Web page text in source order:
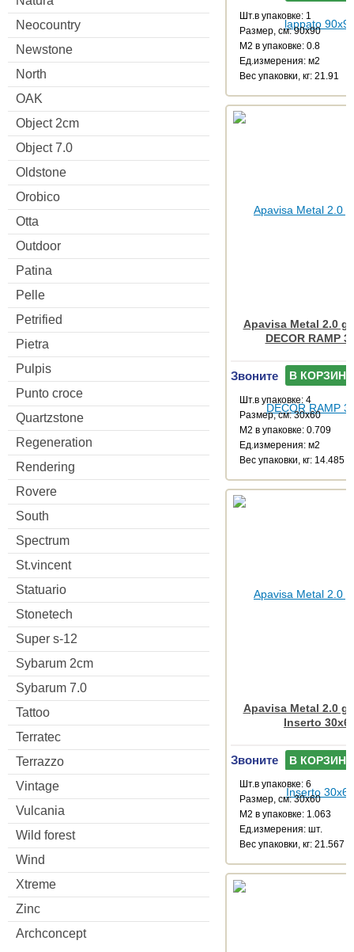
Neocountry
Newstone
North
OAK
Object 2cm
Object 7.0
Oldstone
Orobico
Otta
Outdoor
Patina
Pelle
Petrified
Pietra
Pulpis
Punto croce
Quartzstone
Regeneration
Rendering
Rovere
South
Spectrum
St.vincent
Statuario
Stonetech
Super s-12
Sybarum 2cm
Sybarum 7.0
Tattoo
Terratec
Terrazzo
Vintage
Vulcania
Wild forest
Wind
Xtreme
Zinc
Archconcept
Шт.в упаковке: 1
Размер, см: 90x90
М2 в упаковке: 0.8
Ед.измерения: м2
Веc упаковки, кг: 21.91
Apavisa Metal 2.0
DECOR RAMP
Звоните В КОРЗИНУ
Шт.в упаковке: 4
Размер, см: 30x60
М2 в упаковке: 0.709
Ед.измерения: м2
Веc упаковки, кг: 14.485
Apavisa Metal 2.0
Inserto
Звоните В КОРЗИНУ
Шт.в упаковке: 6
Размер, см: 30x60
М2 в упаковке: 1.063
Ед.измерения: шт.
Веc упаковки, кг: 21.567